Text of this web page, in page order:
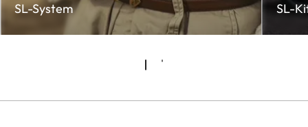
SL-System SL-